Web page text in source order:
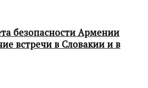
безопасности Армении
встречи в Словакии и в